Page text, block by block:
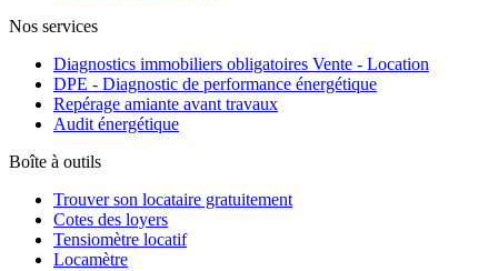
Nos services
Diagnostics immobiliers obligatoires Vente - Location
DPE - Diagnostic de performance énergétique
Repérage amiante avant travaux
Audit énergétique
Boîte à outils
Trouver son locataire gratuitement
Cotes des loyers
Tensiomètre locatif
Locamètre